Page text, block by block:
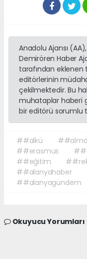
Anadolu Ajansı
Demirören Haber
tarafından
editörlerinin
çekilmektedir. Bu
muhataplar haberi
bir editörü sorumlu
##alkü
##erasmus
##eğitim
##alanyahaber
##alanyagündem
Okuyucu Yorumları